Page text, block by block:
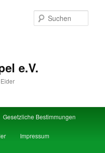
e.V.
Gesetzliche Bestimmungen
Impressum